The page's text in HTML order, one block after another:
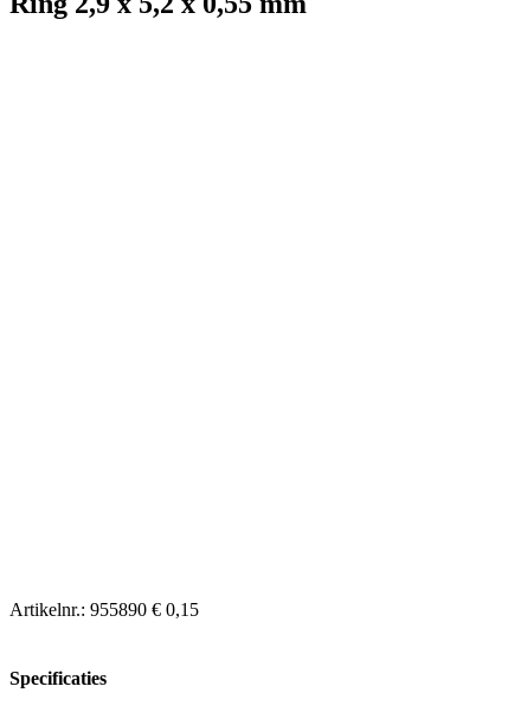
Artikelnr.: 955890 € 0,15
Specificaties